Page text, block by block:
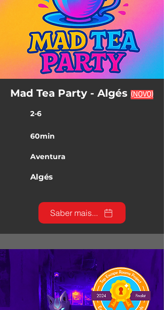
Mad Tea Party - Algés (NOVO)
2-6
60min
Aventura
Algés
Saber mais...